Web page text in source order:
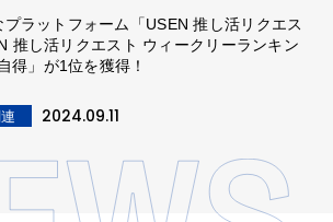
プラットフォーム「USEN 推し活リクエス
推し活リクエスト ウィークリーランキン
得」が1位を獲得！
2024.09.11